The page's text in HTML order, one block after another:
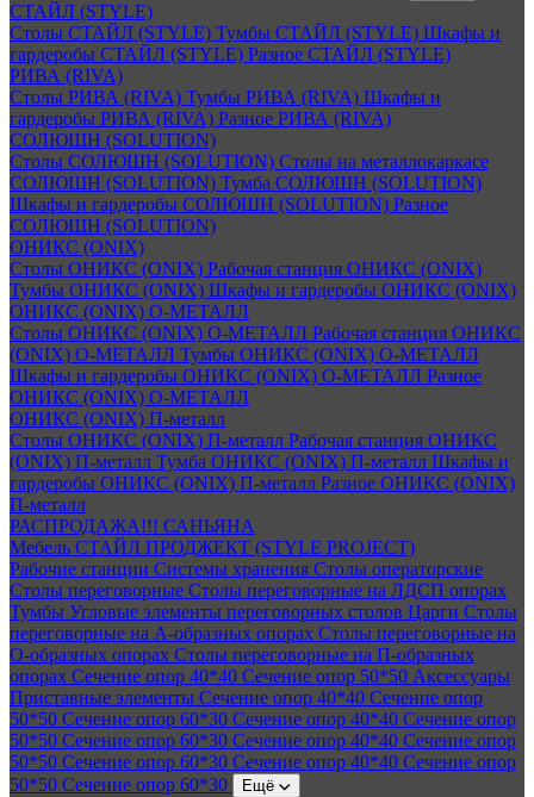
СТАЙЛ (STYLE)
Столы СТАЙЛ (STYLE) Тумбы СТАЙЛ (STYLE) Шкафы и
гардеробы СТАЙЛ (STYLE) Разное СТАЙЛ (STYLE)
РИВА (RIVA)
Столы РИВА (RIVA) Тумбы РИВА (RIVA) Шкафы и
гардеробы РИВА (RIVA) Разное РИВА (RIVA)
СОЛЮШН (SOLUTION)
Столы СОЛЮШН (SOLUTION) Столы на металлокаркасе
СОЛЮШН (SOLUTION) Тумба СОЛЮШН (SOLUTION)
Шкафы и гардеробы СОЛЮШН (SOLUTION) Разное
СОЛЮШН (SOLUTION)
ОНИКС (ONIX)
Столы ОНИКС (ONIX) Рабочая станция ОНИКС (ONIX)
Тумбы ОНИКС (ONIX) Шкафы и гардеробы ОНИКС (ONIX)
ОНИКС (ONIX) O-МЕТАЛЛ
Столы ОНИКС (ONIX) O-МЕТАЛЛ Рабочая станция ОНИКС
(ONIX) O-МЕТАЛЛ Тумбы ОНИКС (ONIX) O-МЕТАЛЛ
Шкафы и гардеробы ОНИКС (ONIX) O-МЕТАЛЛ Разное
ОНИКС (ONIX) O-МЕТАЛЛ
ОНИКС (ONIX) П-металл
Столы ОНИКС (ONIX) П-металл Рабочая станция ОНИКС
(ONIX) П-металл Тумба ОНИКС (ONIX) П-металл Шкафы и
гардеробы ОНИКС (ONIX) П-металл Разное ОНИКС (ONIX)
П-металл
РАСПРОДАЖА!!! САНЬЯНА
Мебель СТАЙЛ ПРОДЖЕКТ (STYLE PROJECT)
Рабочие станции Системы хранения Столы операторские
Столы переговорные Столы переговорные на ЛДСП опорах
Тумбы Угловые элементы переговорных столов Царги Столы
переговорные на А-образных опорах Столы переговорные на
О-образных опорах Столы переговорные на П-образных
опорах Сечение опор 40*40 Сечение опор 50*50 Аксессуары
Приставные элементы Сечение опор 40*40 Сечение опор
50*50 Сечение опор 60*30 Сечение опор 40*40 Сечение опор
50*50 Сечение опор 60*30 Сечение опор 40*40 Сечение опор
50*50 Сечение опор 60*30 Сечение опор 40*40 Сечение опор
50*50 Сечение опор 60*30 Ещё